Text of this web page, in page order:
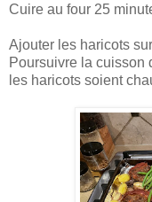
Cuire au four 25
Ajouter les haricots
Poursuivre la cuisson
les haricots soient